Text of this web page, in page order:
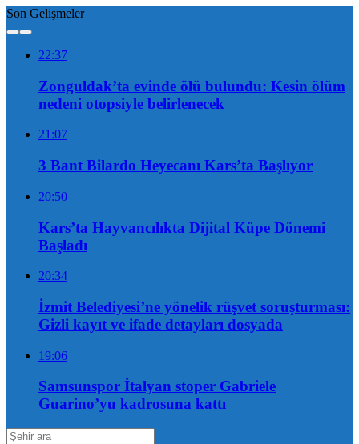
Son Gelişmeler
22:37
Zonguldak’ta evinde ölü bulundu: Kesin ölüm
nedeni otopsiyle belirlenecek
21:07
3 Bant Bilardo Heyecanı Kars’ta Başlıyor
20:50
Kars’ta Hayvancılıkta Dijital Küpe Dönemi
Başladı
20:34
İzmit Belediyesi’ne yönelik rüşvet soruşturması:
Gizli kayıt ve ifade detayları dosyada
19:06
Samsunspor İtalyan stoper Gabriele
Guarino’yu kadrosuna kattı